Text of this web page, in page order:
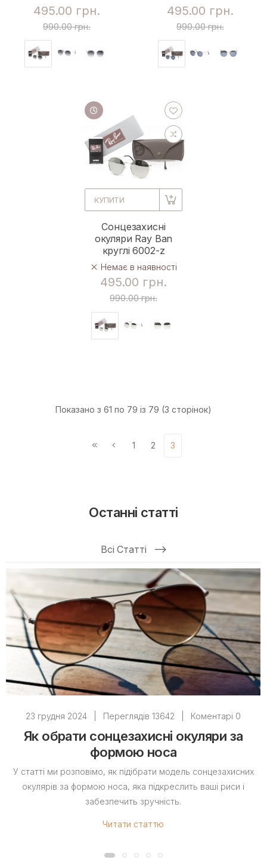
495.00 грн.
990.00 грн.
495.00 грн.
990.00 грн.
КУПИТИ
Сонцезахисні
окуляри Ray Ban
круглі 6002-z
Немає в наявності
495.00 грн.
990.00 грн.
Показано з 61 по 79 із 79 (3 сторінок)
1 2 3
Останні статті
Всі Статті
23 грудня 2024 Переглядів 13642 Коментарі 0
Як обрати сонцезахисні окуляри за
формою носа
У статті ми розповімо, як підібрати модель сонцезахисних
окулярів за формою носа, яка підкреслить ваші риси і
забезпечить зручність.
Читати статтю